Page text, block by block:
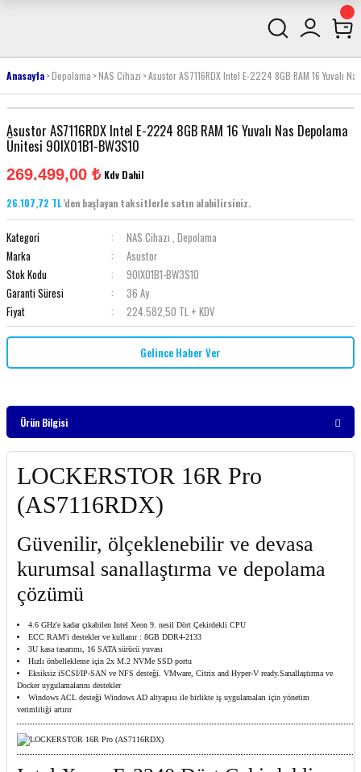
Anasayfa Depolama NAS Cihazı Asustor AS7116RDX Intel E-2224 8GB RAM 16 Yuvalı
Asustor AS7116RDX Intel E-2224 8GB RAM 16 Yuvalı Nas Depolama
Ünitesi 90IX01B1-BW3S10
269.499,00 ₺ Kdv Dahil
26.107,72 TL'den başlayan taksitlerle satın alabilirsiniz.
Kategori NAS Cihazı , Depolama
Marka
Asustor
Stok Kodu
90IX01B1-BW3S10
Garanti Süresi
36 Ay
Fiyat
224.582,50 TL + KDV
Gelince Haber Ver
Ürün Bilgisi
LOCKERSTOR 16R Pro
(AS7116RDX)
Güvenilir, ölçeklenebilir ve devasa
kurumsal sanallaştırma ve depolama
çözümü
4.6 GHz'e kadar çıkabilen Intel Xeon 9. nesil Dört Çekirdekli CPU
ECC RAM'i destekler ve kullanır : 8GB DDR4-2133
3U kasa tasarımı, 16 SATA sürücü yuvası
Hızlı önbellekleme için 2x M.2 NVMe SSD portu
Eksiksiz iSCSI/IP-SAN ve NFS desteği. VMware, Citrix and Hyper-V ready.Sanallaştırma ve
Docker uygulamalarını destekler
Windows ACL desteği Windows AD altyapısı ile birlikte iş uygulamaları için yönetim
verimliliği artırır